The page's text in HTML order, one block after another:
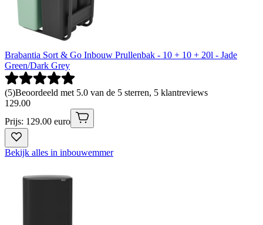
Brabantia Sort & Go Inbouw Prullenbak - 10 + 10 + 20l - Jade
Green/Dark Grey
(5)Beoordeeld met 5.0 van de 5 sterren, 5 klantreviews
129.00
Prijs: 129.00 euro
Bekijk alles in inbouwemmer